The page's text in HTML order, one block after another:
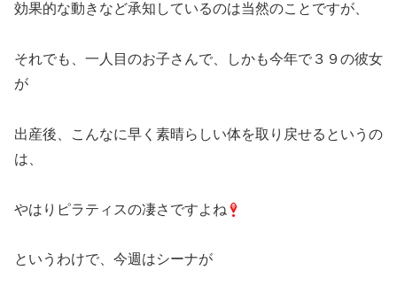
効果的な動きなど承知しているのは当然のことですが、
それでも、一人目のお子さんで、しかも今年で３９の彼女
が
出産後、こんなに早く素晴らしい体を取り戻せるというの
は、
やはりピラティスの凄さですよね
というわけで、今週はシーナが